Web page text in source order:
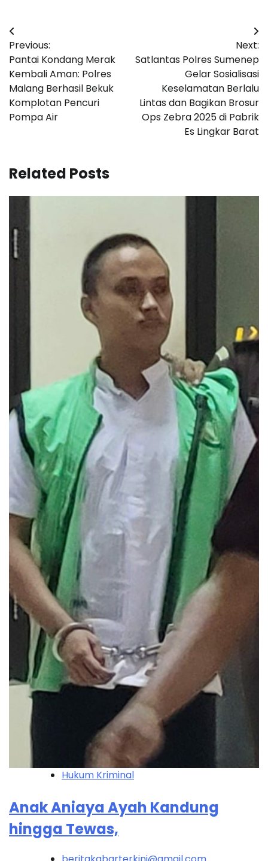
Navigasi
pos
Previous:
Pantai Kondang Merak
Kembali Aman: Polres
Malang Berhasil Bekuk
Komplotan Pencuri
Pompa Air
Next:
Satlantas Polres Sumenep
Gelar Sosialisasi
Keselamatan Berlalu
Lintas dan Bagikan Brosur
Ops Zebra 2025 di Pabrik
Es Lingkar Barat
Related Posts
Hukum Kriminal
Anak Aniaya Ayah Kandung
hingga Tewas,